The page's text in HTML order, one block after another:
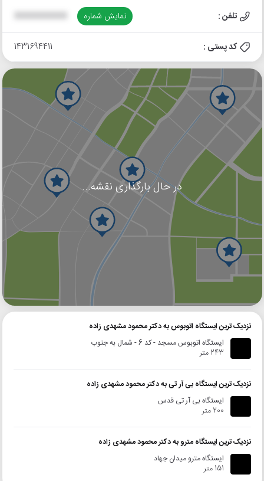
تلفن : نمایش شماره
کد پستی : 1431694411
در حال بارگذاری نقشه...
گوگل
نزدیک ترین ایستگاه اتوبوس به دکتر محمود مشهدی زاده
ایستگاه اتوبوس مسجد - کد 6 - شمال به جنوب
243 متر
نزدیک ترین ایستگاه بی آر تی به دکتر محمود مشهدی زاده
ایستگاه بی آر تی قدس
200 متر
نزدیک ترین ایستگاه مترو به دکتر محمود مشهدی زاده
ایستگاه مترو میدان جهاد
151 متر